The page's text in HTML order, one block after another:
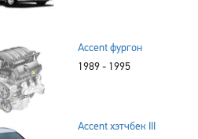
Accent фургон
1989 - 1995
Accent хэтчбек III